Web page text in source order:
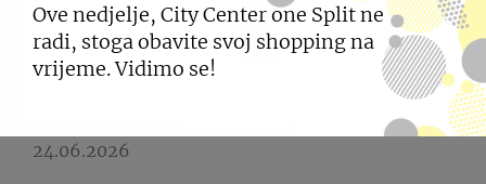
COOL LJETO U
24.06.2026
Ove nedjelje, City Center one Split ne
radi, stoga obavite svoj shopping na
vrijeme. Vidimo se!